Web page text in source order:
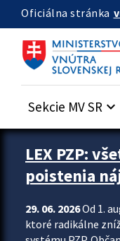
Preskocit na hlavný obsah
Oficiálna stránka
Sekcie MV SR keyboard_arrow_down
Zastavit automatický
LEX PZP:
poistenia
29. 06. 2026Od 1.
ktoré radikálne